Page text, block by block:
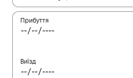
Прибуття
Виїзд